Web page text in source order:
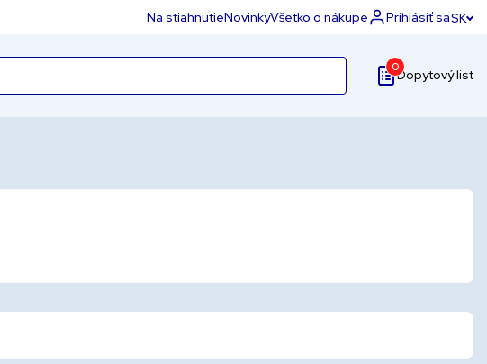
Na stiahnutieNovinkyVšetko o nákupe Prihlásiť saSK
0Dopytový list